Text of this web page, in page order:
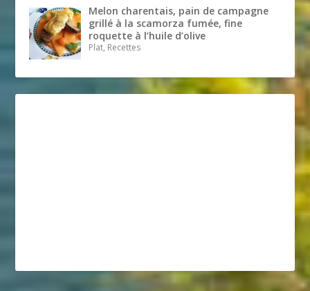
Melon charentais, pain de campagne
grillé à la scamorza fumée, fine
roquette à l’huile d’olive
Plat, Recettes